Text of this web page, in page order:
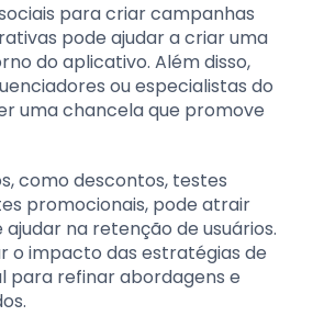
para criar campanhas
pode ajudar a criar uma
do aplicativo. Além disso,
ou especialistas do
uma chancela que promove
como descontos, testes
promocionais, pode atrair
na retenção de usuários.
o impacto das estratégias de
para refinar abordagens e